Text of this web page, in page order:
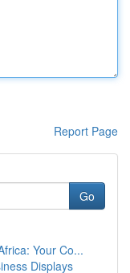
Report Page
Go
Your Co...
Displays